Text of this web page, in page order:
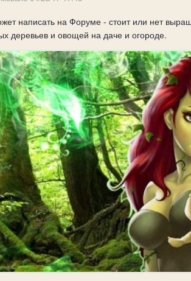
написать на Форуме - стоит или нет
деревьев и овощей на даче и огороде.